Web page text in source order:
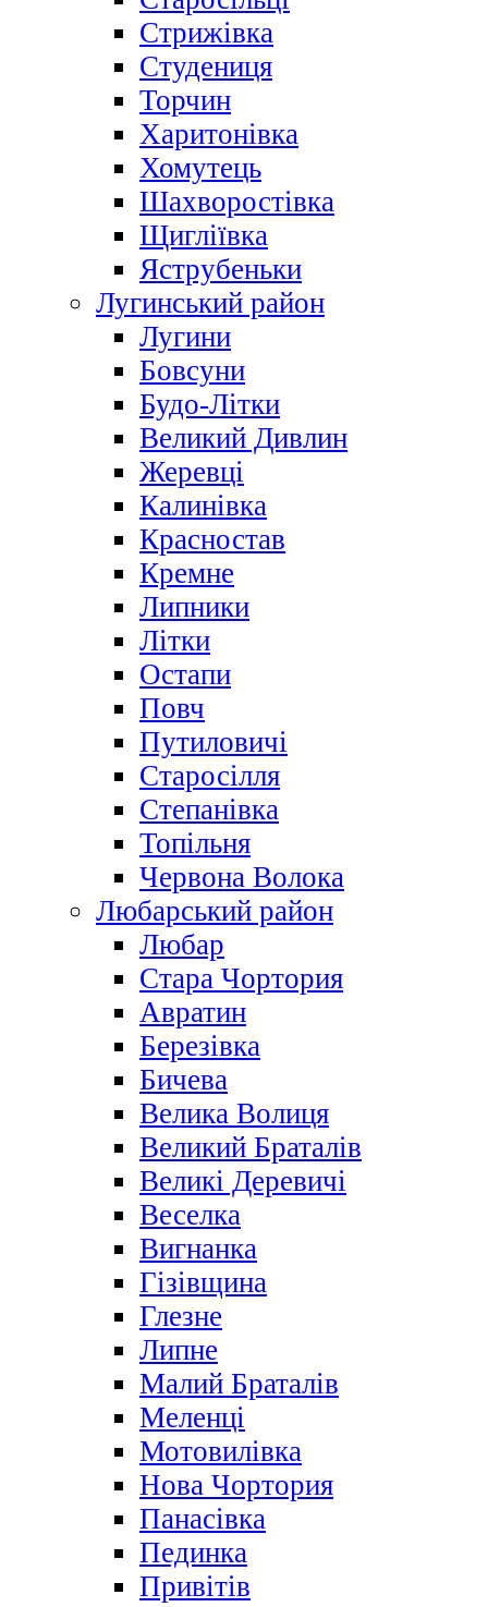
Стрижівка
Студениця
Торчин
Харитонівка
Хомутець
Шахворостівка
Щигліївка
Яструбеньки
Лугинський район
Лугини
Бовсуни
Будо-Літки
Великий Дивлин
Жеревці
Калинівка
Красностав
Кремне
Липники
Літки
Остапи
Повч
Путиловичі
Старосілля
Степанівка
Топільня
Червона Волока
Любарський район
Любар
Стара Чортория
Авратин
Березівка
Бичева
Велика Волиця
Великий Браталів
Великі Деревичі
Веселка
Вигнанка
Гізівщина
Глезне
Липне
Малий Браталів
Меленці
Мотовилівка
Нова Чортория
Панасівка
Пединка
Привітів